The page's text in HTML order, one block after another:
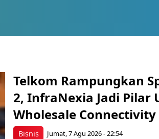
Bisnis
Telkom Rampungkan
2, InfraNexia Jadi Pilar
Wholesale Connectivity
Jumat, 7 Agu 2026 - 22:54